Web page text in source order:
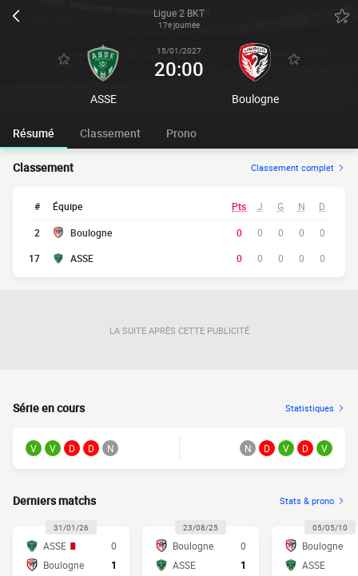
Ligue 2 BKT
17e journée
ASSE
15/01/2027
20:00
Boulogne
Résumé Classement Prono
Classement Classement complet
# Équipe Pts J G N D
2 Boulogne 0 0 0 0
0
17
ASSE 0 0 0 0 0
LA SUITE APRÈS CETTE PUBLICITÉ
Série en cours Statistiques
V V D D N N D V D V
Derniers matchs Stats & prono
31/01/26
ASSE
0
Boulogne
1
23/08/25
Boulogne
0
ASSE
1
05/05/10
Boulogne
ASSE